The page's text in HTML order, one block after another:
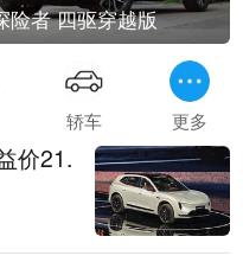
险者 四驱穿越版
轿车 更多
价21.